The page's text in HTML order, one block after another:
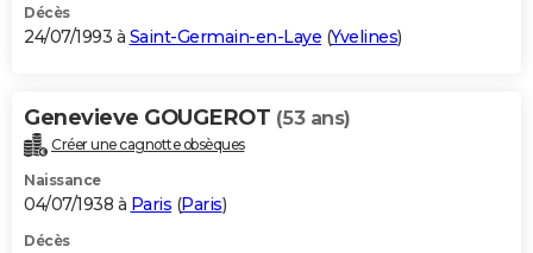
Décès
24/07/1993 à Saint-Germain-en-Laye (Yvelines)
Genevieve GOUGEROT (53 ans)
Créer une cagnotte obsèques
Naissance
04/07/1938 à Paris (Paris)
Décès